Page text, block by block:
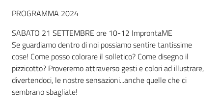
PROGRAMMA 2024
SABATO 21 SETTEMBRE ore 10-12 ImprontaME
Se guardiamo dentro di noi possiamo sentire tantissime
cose! Come posso colorare il solletico? Come disegno il
pizzicotto? Proveremo attraverso gesti e colori ad illustrare,
divertendoci, le nostre sensazioni...anche quelle che ci
sembrano sbagliate!